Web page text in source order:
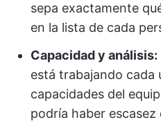
sepa exactamente
en la lista de cada
Capacidad y análisis:
está trabajando cada
capacidades del
podría haber escasez